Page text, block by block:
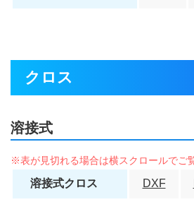
クロス
溶接式
溶接式クロス DXF